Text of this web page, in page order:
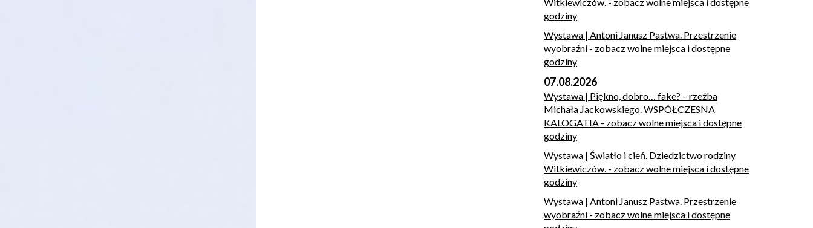
godziny
Wystawa | Antoni Janusz Pastwa. Przestrzenie
wyobraźni - zobacz wolne miejsca i dostępne
godziny
07.08.2026
Wystawa | Piękno, dobro… fake? – rzeźba
Michała Jackowskiego. WSPÓŁCZESNA
KALOGATIA - zobacz wolne miejsca i dostępne
godziny
Wystawa | Światło i cień. Dziedzictwo rodziny
Witkiewiczów. - zobacz wolne miejsca i dostępne
godziny
Wystawa | Antoni Janusz Pastwa. Przestrzenie
wyobraźni - zobacz wolne miejsca i dostępne